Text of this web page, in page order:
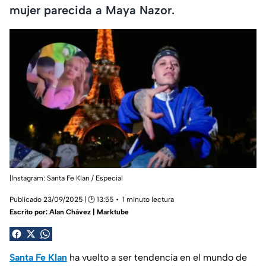
mujer parecida a Maya Nazor.
|Instagram: Santa Fe Klan / Especial
Publicado 23/09/2025 | 🕑 13:55
1 minuto lectura
Escrito por: Alan Chávez | Marktube
Santa Fe Klan ha vuelto a ser tendencia en el mundo de